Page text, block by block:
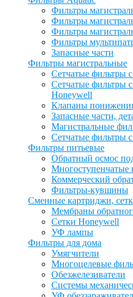
Фильтры
Фильтры
Фильтры
Фильтры
Запасные части
Фильтры магистральные
Сетчатые фильтры
Сетчатые фильтры
Honeywell
Клапаны
Запасные части,
Магистральные
Сетчатые фильтры
Фильтры питьевые
Обратный осмос
Многоступенчатые
Коммерческий
Фильтры-кувшины
Сменные картриджи,
Мембраны
Сетки Honeywell
УФ лампы
Фильтры для дома
Умягчители
Многоцелевые
Обезжелезиватели
Системы